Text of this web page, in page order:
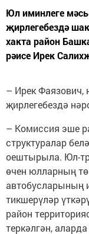
Юл иминлеге
җирлегебездә
хакта район
рәисе Ирек
– Ирек Фаязович,
җирлегебездә
– Комиссия эше
структуралар
оештырыла. Юл-
өчен юлларның
автобусларының
тикшерүләр
район
теркәлгән,